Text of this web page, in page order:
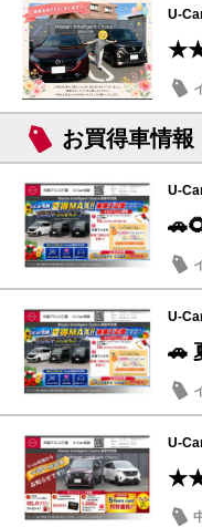
U-
★★
お買得車情報
U-
U-
🚗
U-